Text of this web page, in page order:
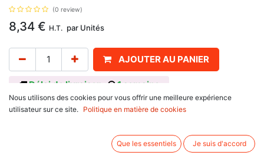
(0 review)
8,34 € H.T. par Unités
AJOUTER AU PANIER
Délai de livraison : 1 semaine
Référence d'origine : AR76619,Pression: 7 Kg Se monte sur
Nous utilisons des cookies pour vous offrir une meilleure expérience
utilisateur sur ce site.
Politique en matière de cookies
Que les essentiels Je suis d'accord